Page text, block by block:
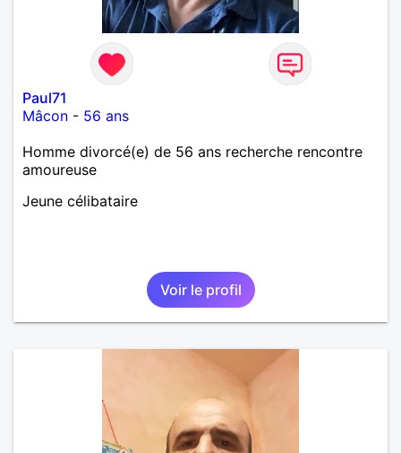
Paul71
Mâcon - 56 ans
Homme divorcé(e) de 56 ans recherche rencontre
amoureuse
Jeune célibataire
Voir le profil